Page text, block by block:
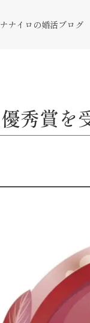
ナナイロの婚活ブログ
秀賞を